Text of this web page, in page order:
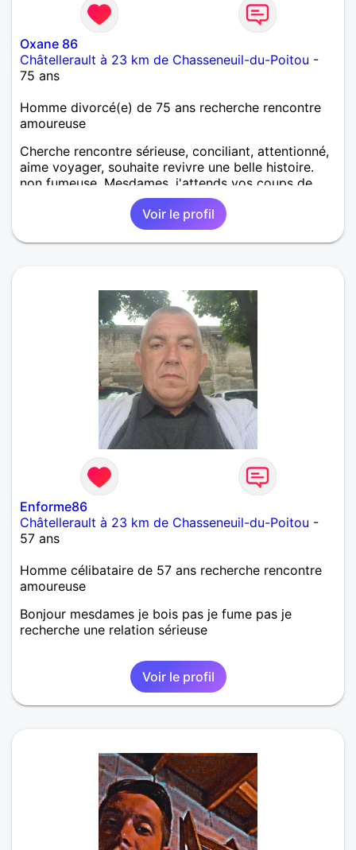
Oxane 86
Châtellerault à 23 km de Chasseneuil-du-Poitou -
75 ans
Homme divorcé(e) de 75 ans recherche rencontre
amoureuse
Cherche rencontre sérieuse, conciliant, attentionné,
aime voyager, souhaite revivre une belle histoire.
non fumeuse. Mesdames, j'attends vos coups de
cœur, vos messages. Je répondrais à chacune.
Voir le profil
Enforme86
Châtellerault à 23 km de Chasseneuil-du-Poitou -
57 ans
Homme célibataire de 57 ans recherche rencontre
amoureuse
Bonjour mesdames je bois pas je fume pas je
recherche une relation sérieuse
Voir le profil